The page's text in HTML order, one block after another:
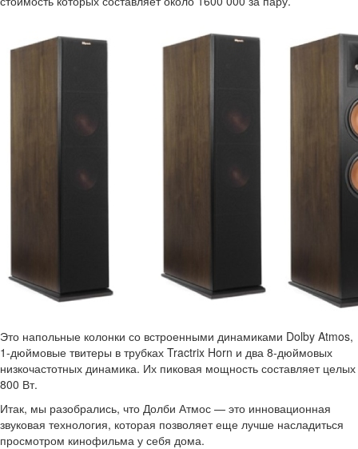
Это напольные колонки со встроенными динамиками Dolby Atmos,
1-дюймовые твитеры в трубках Tractrix Horn и два 8-дюймовых
низкочастотных динамика. Их пиковая мощность составляет целых
800 Вт.
Итак, мы разобрались, что Долби Атмос — это инновационная
звуковая технология, которая позволяет еще лучше насладиться
просмотром кинофильма у себя дома.